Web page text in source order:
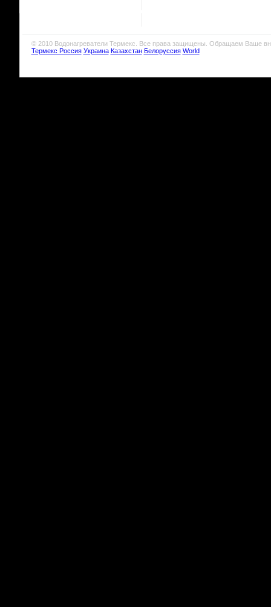
© 2010 Водонагреватели Термекс. Все права защищены. Обращаем Ваше
Термекс Россия Украина Казахстан Белоруссия World